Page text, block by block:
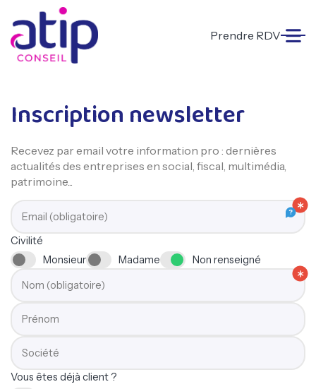
Prendre RDV
Inscription newsletter
Recevez par email votre information pro : dernières
actualités des entreprises en social, fiscal, multimédia,
patrimoine...
Email (obligatoire)
Monsieur Madame Non renseigné
Civilité
Nom (obligatoire)
Prénom
Société
Vous êtes déjà client ?